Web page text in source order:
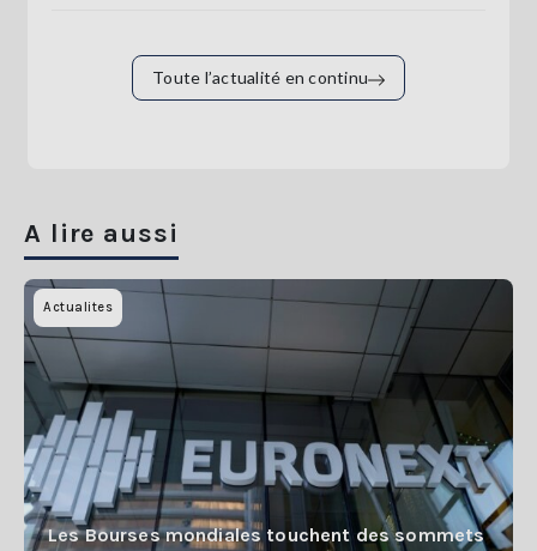
Toute l’actualité en continu
A lire aussi
Actualites
Les Bourses mondiales touchent des sommets